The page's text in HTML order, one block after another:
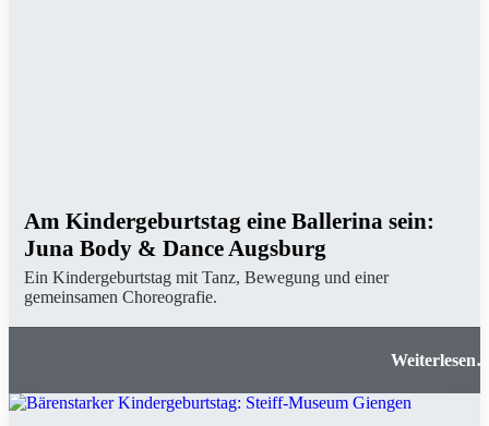
Body & Dance
Am Kindergeburtstag eine Ballerina sein:
Juna Body & Dance Augsburg
Ein Kindergeburtstag mit Tanz, Bewegung und einer
gemeinsamen Choreografie.